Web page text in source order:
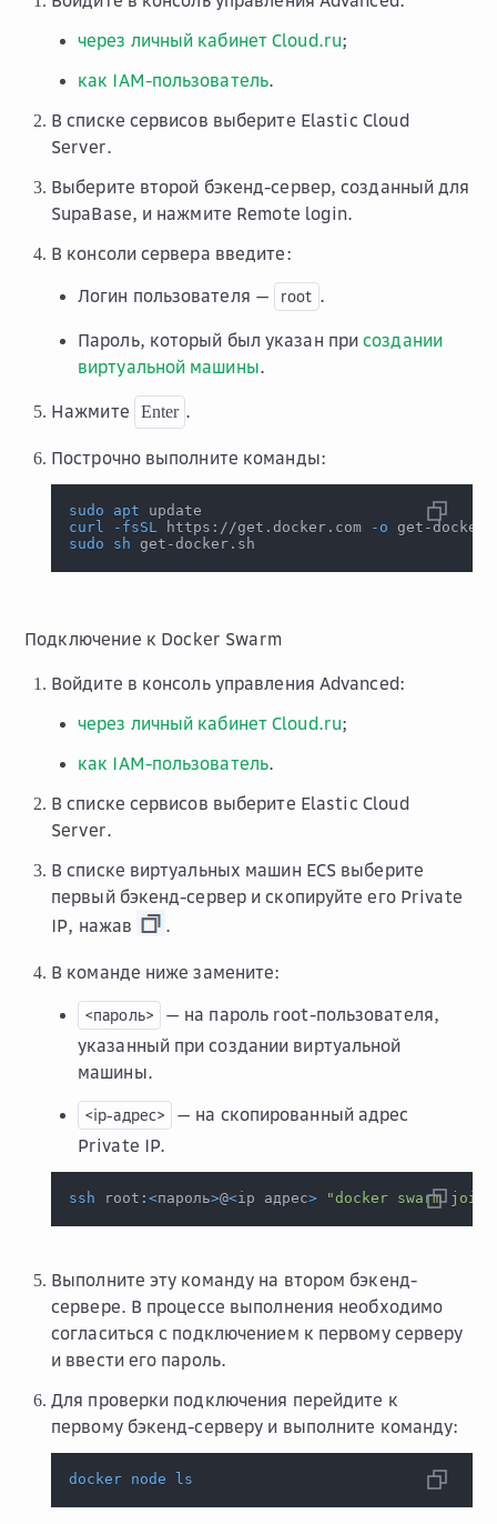
через личный кабинет Cloud.ru;
как IAM-пользователь.
В списке сервисов выберите Elastic Cloud
Server.
Выберите второй бэкенд-сервер, созданный для
SupaBase, и нажмите Remote login.
В консоли сервера введите:
Логин пользователя —
root .
Пароль, который был указан присоздании
виртуальной машины.
Нажмите
Enter .
Построчно выполните команды:
sudo apt update
curl
-fsSL https://get.docker.com -o get-
sudo
sh get-docker.sh
Подключение к Docker Swarm
Войдите в консоль управления Advanced:
через личный кабинет Cloud.ru;
как IAM-пользователь.
В списке сервисов выберите Elastic Cloud
Server.
В списке виртуальных машин ECS выберите
первый бэкенд-сервер и скопируйте его Private
IP, нажав .
В команде ниже замените:
<пароль>
— на пароль root-пользователя,
указанный при создании виртуальной
машины.
<ip-адрес>
— на скопированный адрес
Private IP.
ssh root: <пароль>@<ip адрес> "docker swarm
Выполните эту команду на втором бэкенд-
сервере. В процессе выполнения необходимо
согласиться с подключением к первому серверу
и ввести его пароль.
Для проверки подключения перейдите к
первому бэкенд-серверу и выполните команду:
docker node ls